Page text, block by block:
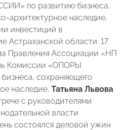
по развитию бизнеса,
архитектурное наследие,
инвестиций в
Астраханской области. 17
Правления Ассоциации «НП
Комиссии «ОПОРЫ
сохраняющего
наследие, Татьяна Львова
с руководителями
власти
состоялся деловой ужин